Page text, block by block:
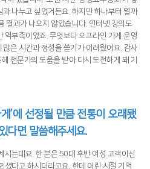
나누고 싶었거든요. 하지만 하나부터 열까
결과가 나오지 않았습니다. 인터넷 강의도
역부족이었죠. 무엇보다 오프라인 가게 운영
은 시간과 정성을 쏟기가 어려웠어요. 감사
전문가의 도움을 받아 다시 도전하게 돼 기
’에 선정될 만큼 전통이 오래됐
다면 말씀해주세요.
시는데요. 한 분은 50대 후반 여성 고객이신
셨다고 하시더라고요. 한데 어린 시절 기억